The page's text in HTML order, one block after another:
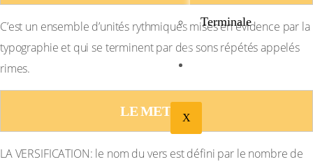
Terminale
X
C’est un ensemble d’unités rythmiques mises en évidence par la
typographie et qui se terminent par des sons répétés appelés
rimes.
LE METRE:
LA VERSIFICATION: le nom du vers est défini par le nombre de